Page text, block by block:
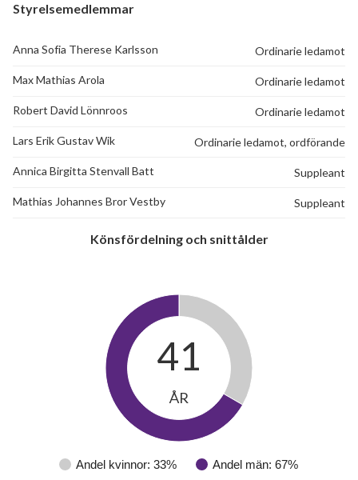
Styrelsemedlemmar
Anna Sofia Therese Karlsson Ordinarie ledamot
Max Mathias Arola Ordinarie ledamot
Robert David Lönnroos Ordinarie ledamot
Lars Erik Gustav Wik Ordinarie ledamot, ordförande
Annica Birgitta Stenvall Batt Suppleant
Mathias Johannes Bror Vestby Suppleant
Könsfördelning och snittålder
Andel kvinnor: 33% Andel män: 67%
41
ÅR